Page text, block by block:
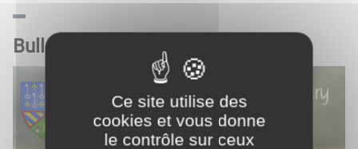
Bulletin municipal mai 2024
Ce site utilise des
cookies et vous donne
le contrôle sur ceux